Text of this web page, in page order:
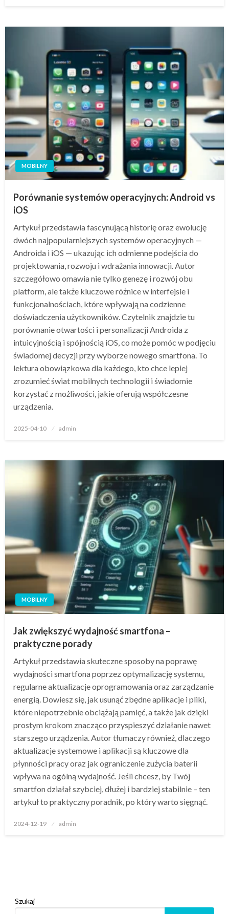
MOBILNY
Porównanie systemów operacyjnych: Android vs
iOS
Artykuł przedstawia fascynującą historię oraz ewolucję
dwóch najpopularniejszych systemów operacyjnych —
Androida i iOS — ukazując ich odmienne podejścia do
projektowania, rozwoju i wdrażania innowacji. Autor
szczegółowo omawia nie tylko genezę i rozwój obu
platform, ale także kluczowe różnice w interfejsie i
funkcjonalnościach, które wpływają na codzienne
doświadczenia użytkowników. Czytelnik znajdzie tu
porównanie otwartości i personalizacji Androida z
intuicyjnością i spójnością iOS, co może pomóc w podjęciu
świadomej decyzji przy wyborze nowego smartfona. To
lektura obowiązkowa dla każdego, kto chce lepiej
zrozumieć świat mobilnych technologii i świadomie
korzystać z możliwości, jakie oferują współczesne
urządzenia.
Opublikowane
2025-04-10 admin
MOBILNY
Jak zwiększyć wydajność smartfona –
praktyczne porady
Artykuł przedstawia skuteczne sposoby na poprawę
wydajności smartfona poprzez optymalizację systemu,
regularne aktualizacje oprogramowania oraz zarządzanie
energią. Dowiesz się, jak usunąć zbędne aplikacje i pliki,
które niepotrzebnie obciążają pamięć, a także jak dzięki
prostym krokom znacząco przyspieszyć działanie nawet
starszego urządzenia. Autor tłumaczy również, dlaczego
aktualizacje systemowe i aplikacji są kluczowe dla
płynności pracy oraz jak ograniczenie zużycia baterii
wpływa na ogólną wydajność. Jeśli chcesz, by Twój
smartfon działał szybciej, dłużej i bardziej stabilnie – ten
artykuł to praktyczny poradnik, po który warto sięgnąć.
Opublikowane
2024-12-19 admin
Szukaj